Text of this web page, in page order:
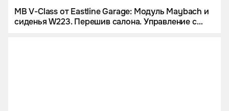
MB V-Class от Eastline Garage: Модуль Maybach и
сиденья W223. Перешив салона. Управление с